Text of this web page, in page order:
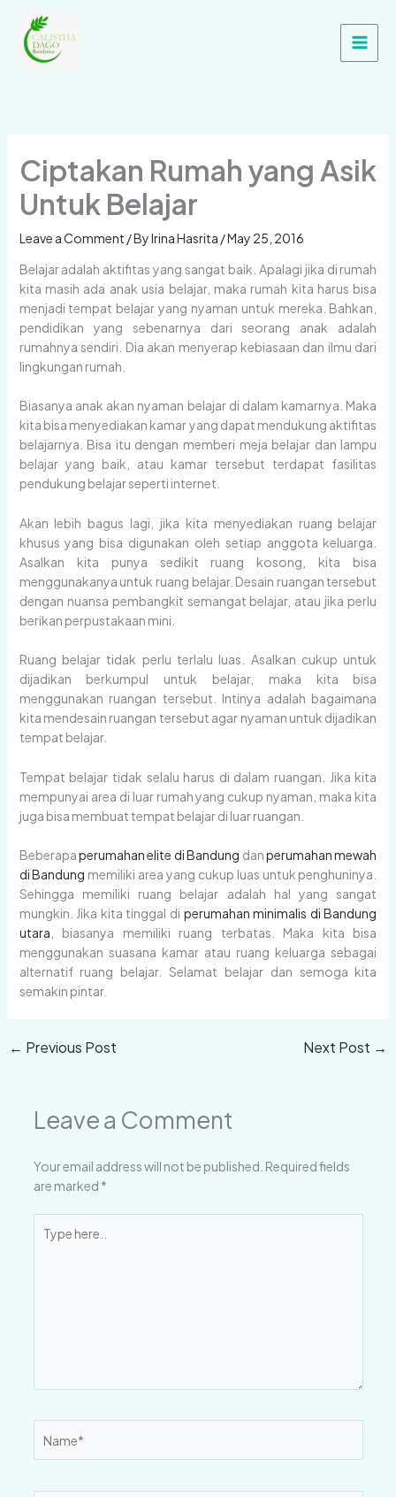
content
Ciptakan Rumah yang Asik
Untuk Belajar
Leave a Comment / ByIrina Hasrita /May 25, 2016
Belajar adalah aktifitas yang sangat baik. Apalagi jika di rumah
kita masih ada anak usia belajar, maka rumah kita harus bisa
menjadi tempat belajar yang nyaman untuk mereka. Bahkan,
pendidikan yang sebenarnya dari seorang anak adalah
rumahnya sendiri. Dia akan menyerap kebiasaan dan ilmu dari
lingkungan rumah.
Biasanya anak akan nyaman belajar di dalam kamarnya. Maka
kita bisa menyediakan kamar yang dapat mendukung aktifitas
belajarnya. Bisa itu dengan memberi meja belajar dan lampu
belajar yang baik, atau kamar tersebut terdapat fasilitas
pendukung belajar seperti internet.
Akan lebih bagus lagi, jika kita menyediakan ruang belajar
khusus yang bisa digunakan oleh setiap anggota keluarga.
Asalkan kita punya sedikit ruang kosong, kita bisa
menggunakanya untuk ruang belajar. Desain ruangan tersebut
dengan nuansa pembangkit semangat belajar, atau jika perlu
berikan perpustakaan mini.
Ruang belajar tidak perlu terlalu luas. Asalkan cukup untuk
dijadikan berkumpul untuk belajar, maka kita bisa
menggunakan ruangan tersebut. Intinya adalah bagaimana
kita mendesain ruangan tersebut agar nyaman untuk dijadikan
tempat belajar.
Tempat belajar tidak selalu harus di dalam ruangan. Jika kita
mempunyai area di luar rumah yang cukup nyaman, maka kita
juga bisa membuat tempat belajar di luar ruangan.
Beberapaperumahan elite di Bandung danperumahan mewah
di Bandung memiliki area yang cukup luas untuk penghuninya.
Sehingga memiliki ruang belajar adalah hal yang sangat
mungkin. Jika kita tinggal di perumahan minimalis di Bandung
utara , biasanya memiliki ruang terbatas. Maka kita bisa
menggunakan suasana kamar atau ruang keluarga sebagai
alternatif ruang belajar. Selamat belajar dan semoga kita
semakin pintar.
← Previous Post Next Post →
Leave a Comment
Your email address will not be published. Required fields
are marked *
here..